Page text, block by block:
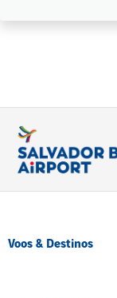
Voos & Destinos